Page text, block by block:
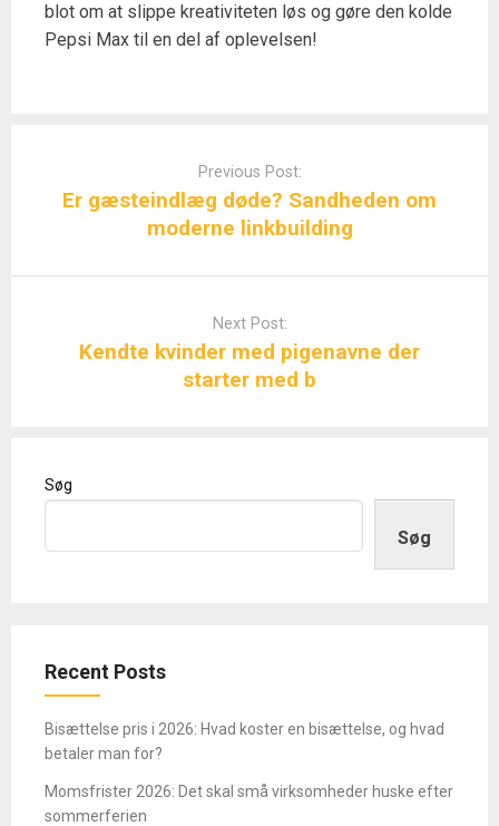
blot om at slippe kreativiteten løs og gøre den kolde
Pepsi Max til en del af oplevelsen!
Previous Post:
Er gæsteindlæg døde? Sandheden om
moderne linkbuilding
Next Post:
Kendte kvinder med pigenavne der
starter med b
Søg
Søg
Recent Posts
Bisættelse pris i 2026: Hvad koster en bisættelse, og hvad
betaler man for?
Momsfrister 2026: Det skal små virksomheder huske efter
sommerferien